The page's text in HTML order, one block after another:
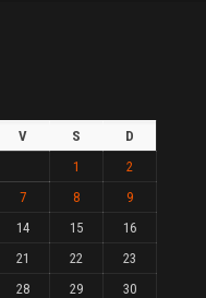
V S
D
1
2
7 8
9
14 15
16
21 22
23
28 29
30